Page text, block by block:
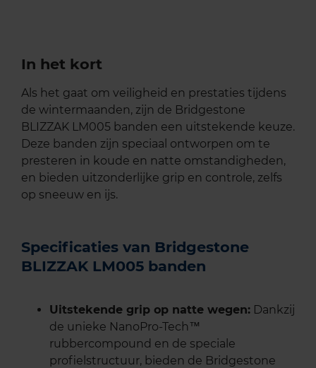
In het kort
Als het gaat om veiligheid en prestaties tijdens
de wintermaanden, zijn de Bridgestone
BLIZZAK LM005 banden een uitstekende keuze.
Deze banden zijn speciaal ontworpen om te
presteren in koude en natte omstandigheden,
en bieden uitzonderlijke grip en controle, zelfs
op sneeuw en ijs.
Specificaties van Bridgestone
BLIZZAK LM005 banden
Uitstekende grip op natte wegen: Dankzij
de unieke NanoPro-Tech™
rubbercompound en de speciale
profielstructuur, bieden de Bridgestone